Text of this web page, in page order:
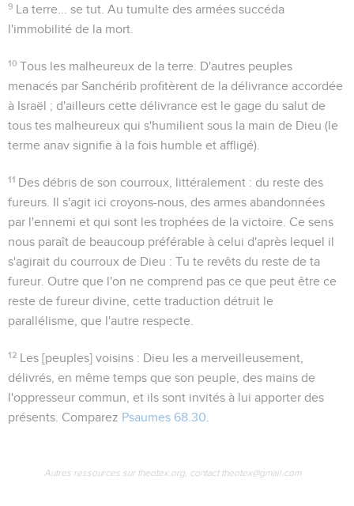
9 La terre... se tut . Au tumulte des armées succéda
l'immobilité de la mort.
10 Tous les malheureux de la terre . D'autres peuples
menacés par Sanchérib profitèrent de la délivrance accordée
à Israël ; d'ailleurs cette délivrance est le gage du salut de
tous tes malheureux qui s'humilient sous la main de Dieu (le
terme anav signifie à la fois humble et affligé).
11 Des débris de son courroux , littéralement : du reste des
fureurs . Il s'agit ici croyons-nous, des armes abandonnées
par l'ennemi et qui sont les trophées de la victoire. Ce sens
nous paraît de beaucoup préférable à celui d'après lequel il
s'agirait du courroux de Dieu : Tu te revêts du reste de ta
fureur . Outre que l'on ne comprend pas ce que peut être ce
reste de fureur divine, cette traduction détruit le
parallélisme, que l'autre respecte.
12 Les [peuples] voisins : Dieu les a merveilleusement,
délivrés, en même temps que son peuple, des mains de
l'oppresseur commun, et ils sont invités à lui apporter des
présents. Comparez Psaumes 68.30
Autres ressources sur theotex.org, contact theotex@gmail.com